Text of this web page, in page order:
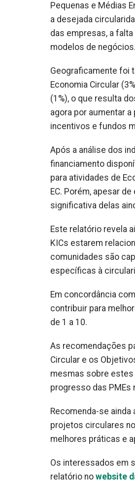
Pequenas e Médias
a desejada
das empresas, a
modelos de negócios.
Geograficamente foi
Economia Circular
(1%), o que resulta
agora por aumentar
incentivos e fundos
Após a análise dos
financiamento
para atividades de
EC. Porém, apesar
significativa delas
Este relatório revela
KICs estarem
comunidades são
específicas à
Em concordância
contribuir para
de 1 a 10.
As recomendações
Circular e os
mesmas sobre
progresso das PMEs
Recomenda-se
projetos circulares
melhores práticas e
Os interessados em
relatório no website